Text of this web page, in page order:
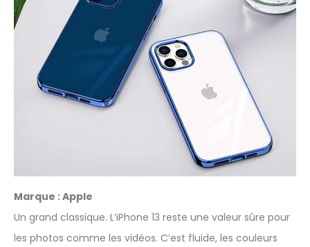
Marque : Apple
Un grand classique. L’iPhone 13 reste une valeur sûre pour
les photos comme les vidéos. C’est fluide, les couleurs